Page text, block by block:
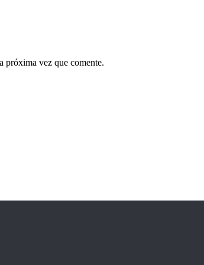
próxima vez que comente.